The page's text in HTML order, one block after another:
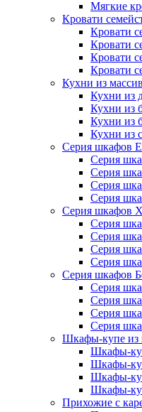
Мягкие
Кровати
Кровати
Кровати
Кровати
Кровати
Кухни из
Кухни из
Кухни из
Кухни из
Кухни из
Серия шкафов
Серия
Серия
Серия
Серия
Серия шкафов
Серия
Серия
Серия
Серия
Серия шкафов
Серия
Серия
Серия
Серия
Шкафы-купе из
Шкафы-
Шкафы-
Шкафы-
Шкафы-
Прихожие с